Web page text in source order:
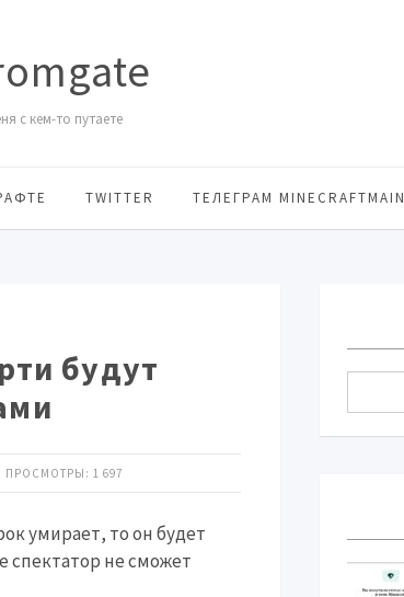
с кем-то путаете
TWITTER ТЕЛЕГРАМ MINECRAFTMAIN
будут
ПРОСМОТРЫ: 1 697
умирает, то он будет
спектатор не сможет